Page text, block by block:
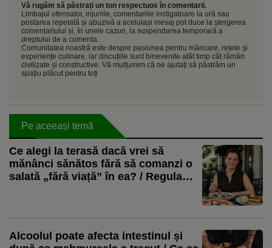
Vă rugăm să păstrați un ton respectuos în comentarii.
Limbajul ofensator, injuriile, comentariile instigatoare la ură sau
postarea repetată și abuzivă a aceluiași mesaj pot duce la ștergerea
comentariului și, în unele cazuri, la suspendarea temporară a
dreptului de a comenta.
Comunitatea noastră este despre pasiunea pentru mâncare, rețete și
experiențe culinare, iar discuțiile sunt binevenite atât timp cât rămân
civilizate și constructive. Vă mulțumim că ne ajutați să păstrăm un
spațiu plăcut pentru toți
Pe aceeași temă
Ce alegi la terasă dacă vrei să
mănânci sănătos fără să comanzi o
salată „fără viață” în ea? / Regula
Alcoolul poate afecta intestinul și